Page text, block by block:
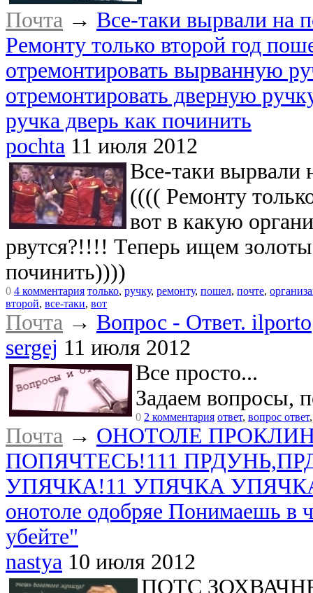
Почта → Все-таки вырвали на
Ремонту только второй год
отремонтировать вырванную
отремонтировать дверную
ручка дверь как починить
pochta 11 июля 2012
Все-таки вырвали
(((( Ремонту
вот в какую
рвутся?!!!! Теперь ищем
починить))))
0 4 комментария только, ручку, ремонту, пошел, почте,
второй, все-таки, вот
Почта → Вопрос - Ответ. ilporto
sergej 11 июля 2012
Все просто...
Задаем вопросы,
0 2 комментария ответ, вопрос ответ
Почта → ОНОТОЛЕ
ПОПЯЧТЕСЬ!111
УПЯЧКА!11 УПЯЧКА
онотоле одобряе Понимаешь в
убейте"
nastya 10 июля 2012
ПОТС